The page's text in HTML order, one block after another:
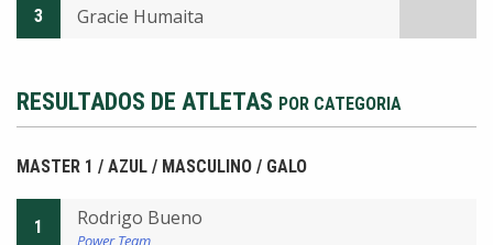
3 Gracie Humaita
RESULTADOS DE ATLETAS POR CATEGORIA
MASTER 1 / AZUL / MASCULINO / GALO
1 Rodrigo Bueno
Power Team